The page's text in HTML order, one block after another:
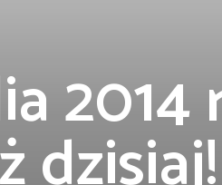
2014